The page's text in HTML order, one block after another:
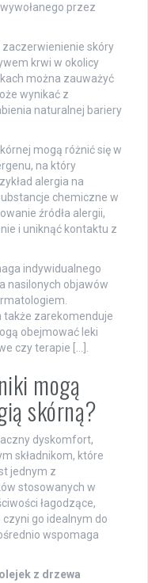
przez
zaczerwienienie skóry
krwi w okolicy
można zauważyć
wynikać z
naturalnej bariery
mogą różnić się w
na który
alergia na
chemiczne w
źródła alergii,
i uniknąć kontaktu z
indywidualnego
nasilonych objawów
także zarekomenduje
obejmować leki
czy terapie […].
mogą
skórną?
dyskomfort,
składnikom, które
jednym z
stosowanych w
łagodzące,
go idealnym do
wspomaga
olejek z drzewa